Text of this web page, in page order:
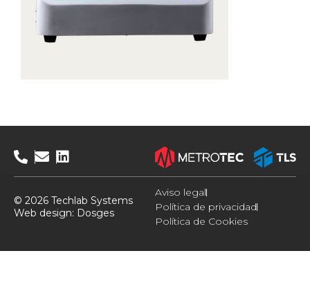
© 2026 Techlab Systems
Web design: Dosges
Aviso legal
Política de privacidad
Política de Cookies